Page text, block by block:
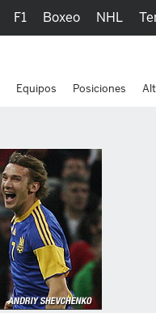
F1 Boxeo NHL
Equipos Posiciones